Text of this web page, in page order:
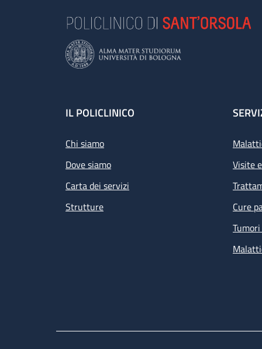
Footer
IL POLICLINICO
Chi siamo
Dove siamo
Carta dei servizi
Strutture
Visite
Cure